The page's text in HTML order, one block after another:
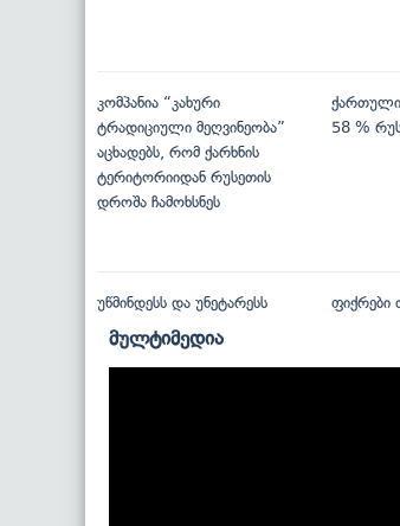
კომპანია “კახური
ტრადიციული მეღვინეობა”
აცხადებს, რომ ქარხნის
ტერიტორიიდან რუსეთის
დროშა ჩამოხსნეს
ქართული
58 %
უწმინდესს და უნეტარესს ფიქრები
მულტიმედია